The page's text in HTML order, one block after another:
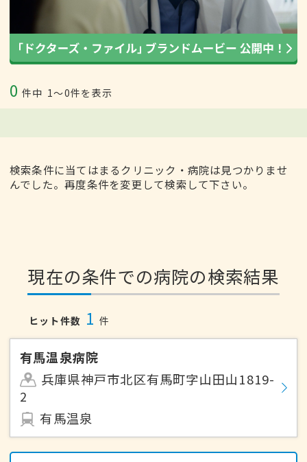
0 件中 1〜0件を表示
検索条件に当てはまるクリニック・病院は見つかりませ
んでした。再度条件を変更して検索して下さい。
現在の条件での病院の検索結果
ヒット件数 1 件
有馬温泉病院
兵庫県神戸市北区有馬町字山田山1819-
2
有馬温泉